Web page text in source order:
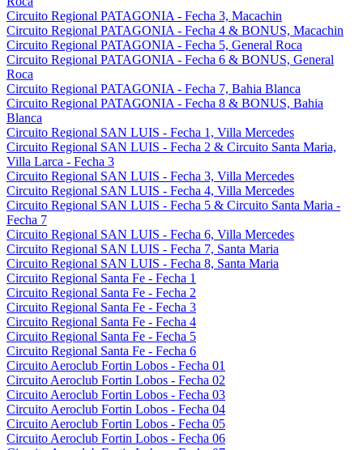
Circuito Regional PATAGONIA - Fecha 3, Macachin
Circuito Regional PATAGONIA - Fecha 4 & BONUS, Macachin
Circuito Regional PATAGONIA - Fecha 5, General Roca
Circuito Regional PATAGONIA - Fecha 6 & BONUS, General
Roca
Circuito Regional PATAGONIA - Fecha 7, Bahia Blanca
Circuito Regional PATAGONIA - Fecha 8 & BONUS, Bahia
Blanca
Circuito Regional SAN LUIS - Fecha 1, Villa Mercedes
Circuito Regional SAN LUIS - Fecha 2 & Circuito Santa Maria,
Villa Larca - Fecha 3
Circuito Regional SAN LUIS - Fecha 3, Villa Mercedes
Circuito Regional SAN LUIS - Fecha 4, Villa Mercedes
Circuito Regional SAN LUIS - Fecha 5 & Circuito Santa Maria -
Fecha 7
Circuito Regional SAN LUIS - Fecha 6, Villa Mercedes
Circuito Regional SAN LUIS - Fecha 7, Santa Maria
Circuito Regional SAN LUIS - Fecha 8, Santa Maria
Circuito Regional Santa Fe - Fecha 1
Circuito Regional Santa Fe - Fecha 2
Circuito Regional Santa Fe - Fecha 3
Circuito Regional Santa Fe - Fecha 4
Circuito Regional Santa Fe - Fecha 5
Circuito Regional Santa Fe - Fecha 6
Circuito Aeroclub Fortin Lobos - Fecha 01
Circuito Aeroclub Fortin Lobos - Fecha 02
Circuito Aeroclub Fortin Lobos - Fecha 03
Circuito Aeroclub Fortin Lobos - Fecha 04
Circuito Aeroclub Fortin Lobos - Fecha 05
Circuito Aeroclub Fortin Lobos - Fecha 06